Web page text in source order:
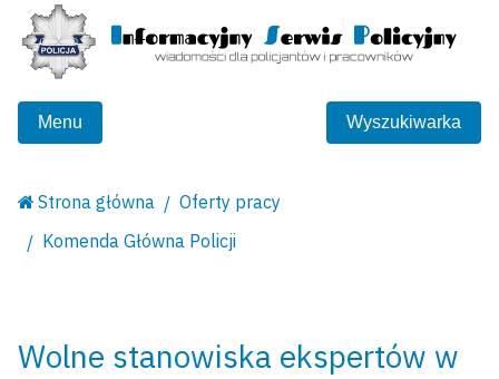
Menu Wyszukiwarka
Strona główna
Oferty pracy
Komenda Główna Policji
Wolne stanowiska ekspertów w